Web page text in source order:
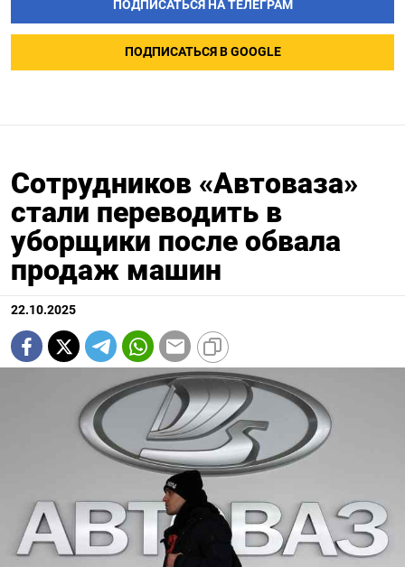
ПОДПИСАТЬСЯ НА ТЕЛЕГРАМ
ПОДПИСАТЬСЯ В GOOGLE
Сотрудников «Автоваза»
стали переводить в
уборщики после обвала
продаж машин
22.10.2025